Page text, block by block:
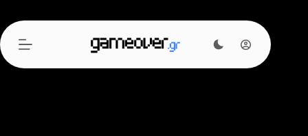
περιεχόμενο